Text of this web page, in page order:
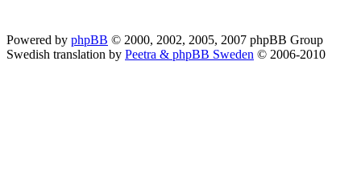
Powered by phpBB © 2000, 2002, 2005, 2007 phpBB Group
Swedish translation by Peetra & phpBB Sweden © 2006-2010